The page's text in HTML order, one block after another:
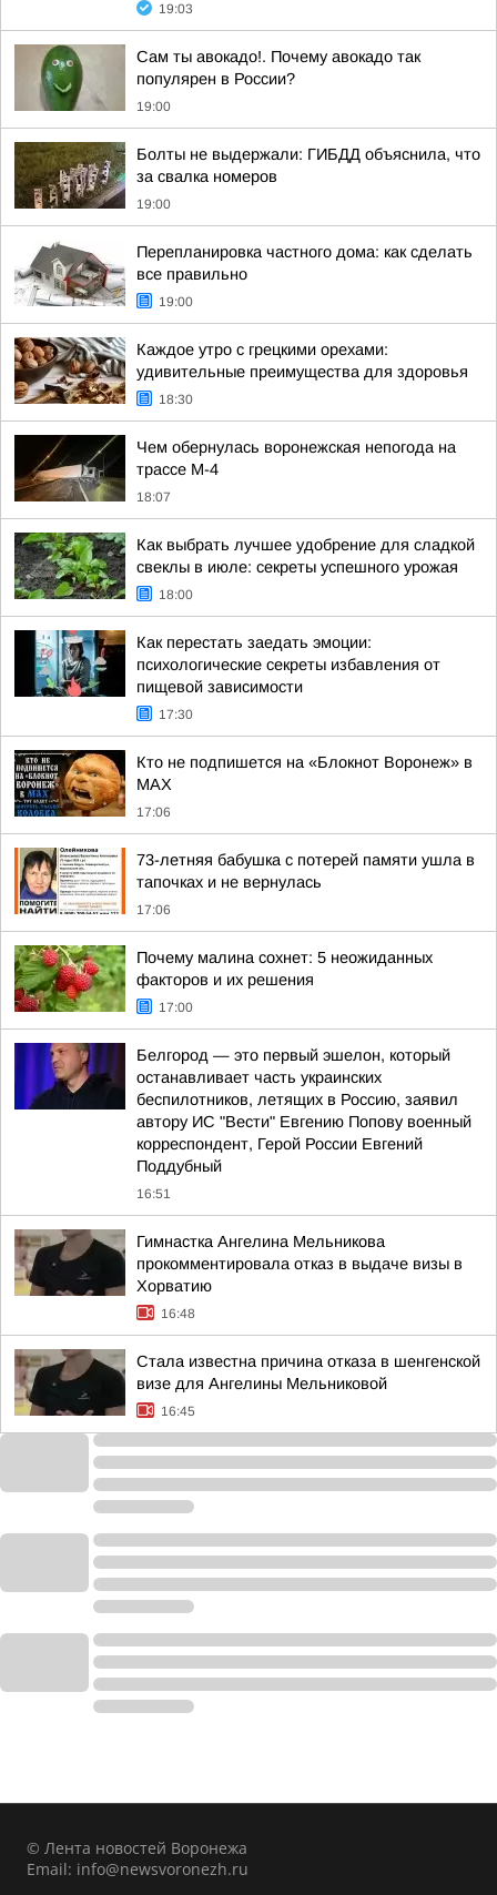
19:03
Сам ты авокадо!. Почему авокадо так
популярен в России?
19:00
Болты не выдержали: ГИБДД объяснила, что
за свалка номеров
19:00
Перепланировка частного дома: как сделать
все правильно
19:00
Каждое утро с грецкими орехами:
удивительные преимущества для здоровья
18:30
Чем обернулась воронежская непогода на
трассе М-4
18:07
Как выбрать лучшее удобрение для сладкой
свеклы в июле: секреты успешного урожая
18:00
Как перестать заедать эмоции:
психологические секреты избавления от
пищевой зависимости
17:30
Кто не подпишется на «Блокнот Воронеж» в
МАХ
17:06
73-летняя бабушка с потерей памяти ушла в
тапочках и не вернулась
17:06
Почему малина сохнет: 5 неожиданных
факторов и их решения
17:00
Белгород — это первый эшелон, который
останавливает часть украинских
беспилотников, летящих в Россию, заявил
автору ИС "Вести" Евгению Попову военный
корреспондент, Герой России Евгений
Поддубный
16:51
Гимнастка Ангелина Мельникова
прокомментировала отказ в выдаче визы в
Хорватию
16:48
Стала известна причина отказа в шенгенской
визе для Ангелины Мельниковой
16:45
© Лента новостей Воронежа
Email: info@newsvoronezh.ru